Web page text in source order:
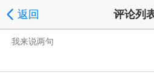
返回 评论列